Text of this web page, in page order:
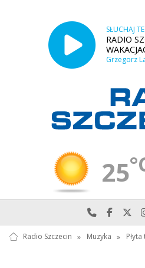
SŁUCHAJ
RADIO
Grzegorz
25
Najlepiej
Radio Szczecin » Muzyka »